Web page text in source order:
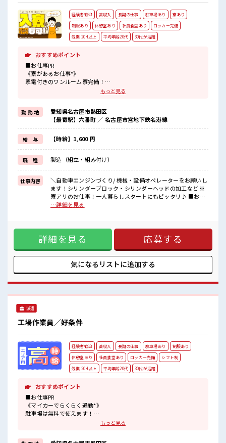
経験者歓迎 高収入 長期の仕事 駐車場あり
寮あり
制服あり
休憩室あり 社員食堂あり
ロッカー完備
残業 20H以上
平均年齢20代 30代が活躍
おすすめポイント
■お仕事PR
《寮があるお仕事*》
家電付きのワンルーム寮完備！
さらに寮費ほ補助3万円あり！
今までと違う場所で働いてみたい方や
一人暮らしをはじめてみたい方などにもオススメ！
赴任時の交通費の支給もあります◎
《マイカーでらくらく通勤*》
駐車場は無料で使えます！
車・バイク・自転車・電車通勤OK！
ご自身のライフスタイルに合わせた通勤方法を選べます！
《うれしい土日やすみ*》
前もって予定がたてやすい土日やすみ！
プライベートも充実しそう♪
■職場の雰囲気
20代・30代の方カツヤク中★
さらに食堂もあります！
コンビニは職場の目の前にあるのでらくちん♪
お昼ご飯に困らないですね♪
#ryo
もっと見る
勤 務 地
愛知県名古屋市熱田区
【最寄駅】六番町 ／ 名古屋市営地下鉄名港線
給 与 【時給】1,600 円
職 種 製造（組立・組み付け）
仕事内容
＼自動車エンジンづくり/ 機械・設備オペレーターをお願いし
ます！シリンダーブロック・シリンダーヘッドの加工など ※
寮アリのお仕事！一人暮らしスタートにもピッタリ♪ ■お仕
事PR 《寮があるお仕事*》 家電付きのワンルーム寮完備！ さ
はじめてみたい方などにもオススメ！ 赴任時の交通費の支給
もあります◎ 《マイカーでらくらく通勤*》 駐車場は無料で
使えます！ 車・バイク・自転車・電車通勤OK！ ご自身のラ
イフスタイルに合わせた通勤方法を選べます！ 《うれしい土
日やすみ*》 前もって予定がたてやすい土日やすみ！ プライ
ベートも充実しそう♪ ■職場の雰囲気 20代・30代の方カツヤ
シュできます◎ さらに食堂もあります！ コンビニは職場の目
の前にあるのでらくちん♪ お昼ご飯に困らないですね♪ #ryo
…詳細を見る
詳細を見る 応募する
気になるリストに追加する
派遣
工場作業員／好条件
経験者歓迎 高収入 長期の仕事 駐車場あり
制服あり
休憩室あり
社員食堂あり ロッカー完備
シフト制
残業 20H以上
平均年齢20代 30代が活躍
おすすめポイント
■お仕事PR
《マイカーでらくらく通勤*》
駐車場は無料で使えます！
車・バイク・自転車・電車通勤OK！
《経験をいかして働こう*》
もっと見る